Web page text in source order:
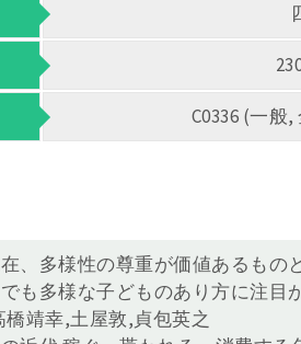
C0336 (一般
、多様性の尊重が価値あるもの
も多様な子どものあり方に注目
靖幸,土屋敦,貞包英之